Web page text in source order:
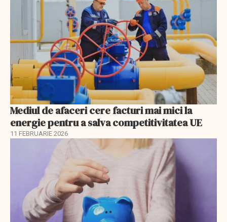
Mediul de afaceri cere facturi mai mici la
energie pentru a salva competitivitatea UE
11 FEBRUARIE 2026